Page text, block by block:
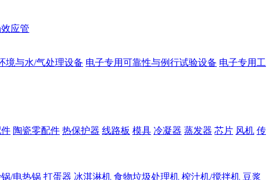
应管
境与水/气处理设备 电子专用可靠性与例行试验设备 电子专用工
陶瓷零配件 热保护器 线路板 模具 冷凝器 蒸发器 芯片 风机 传
/电热锅 打蛋器 冰淇淋机 食物垃圾处理机 榨汁机/搅拌机 豆浆